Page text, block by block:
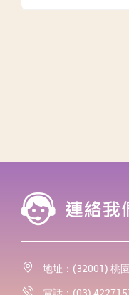
地址：(32001) 桃